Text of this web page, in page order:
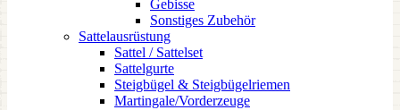
Gebisse
Sonstiges Zubehör
Sattelausrüstung
Sattel / Sattelset
Sattelgurte
Steigbügel & Steigbügelriemen
Martingale/Vorderzeuge